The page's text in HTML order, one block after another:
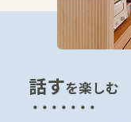
話すを楽しむ